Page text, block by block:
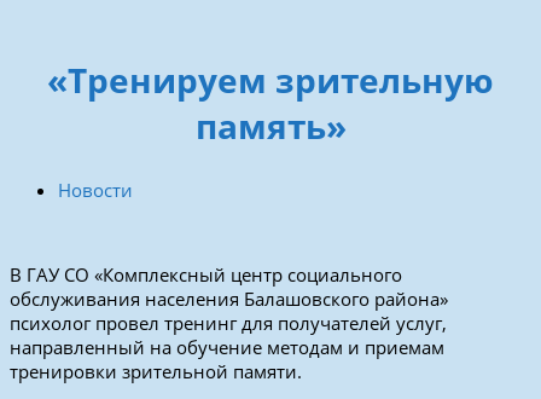
«Тренируем зрительную
память»
Новости
В ГАУ СО «Комплексный центр социального
обслуживания населения Балашовского района»
психолог провел тренинг для получателей услуг,
направленный на обучение методам и приемам
тренировки зрительной памяти.